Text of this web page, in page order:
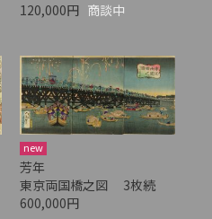
120,000円 商談中
new
芳年
東京両国橋之図 3枚続
600,000円